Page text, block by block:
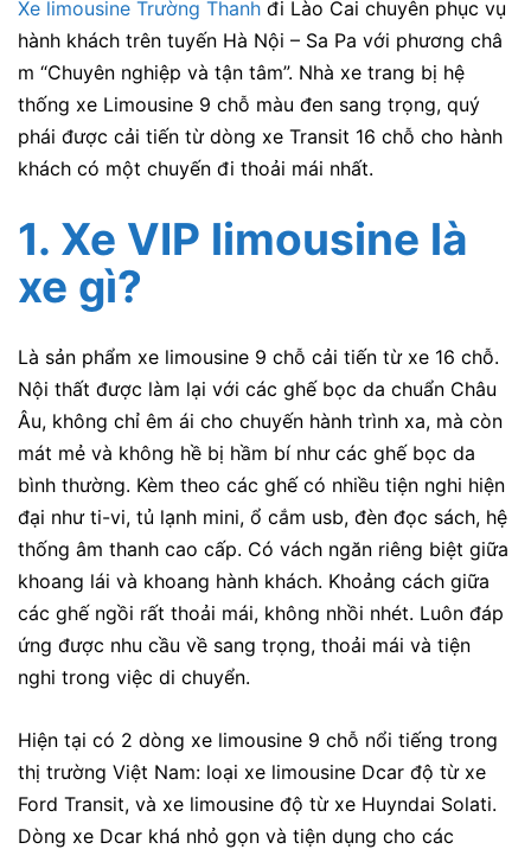
Xe limousine Trường Thanh đi Lào Cai chuyê​n phụ​c vụ​
hành​ khác​h trên tuyến Hà​ Nộ​i – Sa Pa với​ phư​ơ​ng châ​
m “Chuyê​n nghiệp và​ tậ​n tâ​m”. Nhà xe trang bị hệ
thống xe Limousine 9 chỗ màu đen sang trọng, quý
phái được cải tiến từ dòng xe Transit 16 chỗ cho hành
khách có một chuyến đi thoải mái nhất.
1. Xe VIP limousine là
xe gì?
Là sản phẩm xe limousine 9 chỗ cải tiến từ xe 16 chỗ.
Nội thất được làm lại với các ghế bọc da chuẩn Châu
Âu, không chỉ êm ái cho chuyến hành trình xa, mà còn
mát mẻ và không hề bị hầm bí như các ghế bọc da
bình thường. Kèm theo các ghế có nhiều tiện nghi hiện
đại như ti-vi, tủ lạnh mini, ổ cắm usb, đèn đọc sách, hệ
thống âm thanh cao cấp. Có vách ngăn riêng biệt giữa
khoang lái và khoang hành khách. Khoảng cách giữa
các ghế ngồi rất thoải mái, không nhồi nhét. Luôn đáp
ứng được nhu cầu về sang trọng, thoải mái và tiện
nghi trong việc di chuyển.
Hiện tại có 2 dòng xe limousine 9 chỗ nổi tiếng trong
thị trường Việt Nam: loại xe limousine Dcar độ từ xe
Ford Transit, và xe limousine độ từ xe Huyndai Solati.
Dòng xe Dcar khá nhỏ gọn và tiện dụng cho các